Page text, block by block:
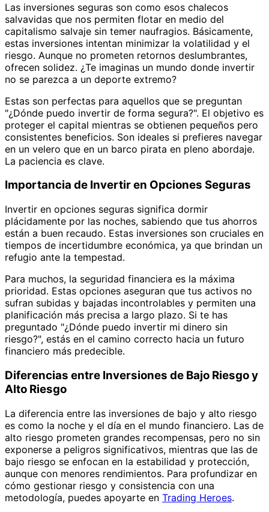
Las inversiones seguras son como esos chalecos
salvavidas que nos permiten flotar en medio del
capitalismo salvaje sin temer naufragios. Básicamente,
estas inversiones intentan minimizar la volatilidad y el
riesgo. Aunque no prometen retornos deslumbrantes,
ofrecen solidez. ¿Te imaginas un mundo donde invertir
no se parezca a un deporte extremo?
Estas son perfectas para aquellos que se preguntan
"¿Dónde puedo invertir de forma segura?". El objetivo es
proteger el capital mientras se obtienen pequeños pero
consistentes beneficios. Son ideales si prefieres navegar
en un velero que en un barco pirata en pleno abordaje.
La paciencia es clave.
Importancia de Invertir en Opciones Seguras
Invertir en opciones seguras significa dormir
plácidamente por las noches, sabiendo que tus ahorros
están a buen recaudo. Estas inversiones son cruciales en
tiempos de incertidumbre económica, ya que brindan un
refugio ante la tempestad.
Para muchos, la seguridad financiera es la máxima
prioridad. Estas opciones aseguran que tus activos no
sufran subidas y bajadas incontrolables y permiten una
planificación más precisa a largo plazo. Si te has
preguntado "¿Dónde puedo invertir mi dinero sin
riesgo?", estás en el camino correcto hacia un futuro
financiero más predecible.
Diferencias entre Inversiones de Bajo Riesgo y
Alto Riesgo
La diferencia entre las inversiones de bajo y alto riesgo
es como la noche y el día en el mundo financiero. Las de
alto riesgo prometen grandes recompensas, pero no sin
exponerse a peligros significativos, mientras que las de
bajo riesgo se enfocan en la estabilidad y protección,
aunque con menores rendimientos. Para profundizar en
cómo gestionar riesgo y consistencia con una
metodología, puedes apoyarte en Trading Heroes.